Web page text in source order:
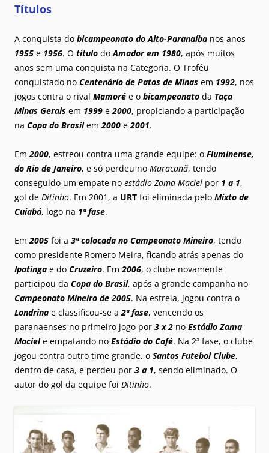
Títulos
A conquista do bicampeonato do Alto-Paranaíba nos anos
1955 e 1956. O título doAmador em 1980, após muitos
anos sem uma conquista na Categoria. O Troféu
conquistado no Centenário de Patos de Minas em 1992, nos
jogos contra o rival Mamoré e o bicampeonato da Taça
Minas Gerais em 1999 e2000, propiciando a participação
na Copa do Brasilem2000 e2001.
Em2000, estreou contra uma grande equipe: o Fluminense,
do Rio de Janeiro, e só perdeu no Maracanã, tendo
conseguido um empate no estádio Zama Maciel por 1 a 1,
gol de Ditinho. Em 2001, a URT foi eliminada pelo Mixto de
Cuiabá, logo na 1ª fase.
Em2005 foi a 3ª colocada no Campeonato Mineiro, tendo
como presidente Romero Meira, ficando atrás apenas do
Ipatinga e do Cruzeiro. Em2006, o clube novamente
participou da Copa do Brasil, após a grande campanha no
Campeonato Mineiro de 2005. Na estreia, jogou contra o
Londrina e classificou-se a2ª fase, vencendo os
paranaenses no primeiro jogo por 3 x 2 no Estádio Zama
Maciele empatando no Estádio do Café. Na 2ª fase, o clube
jogou contra outro time grande, o Santos Futebol Clube,
dentro de casa, e perdeu por 3 a 1, sendo eliminado. O
autor do gol da equipe foi Ditinho.